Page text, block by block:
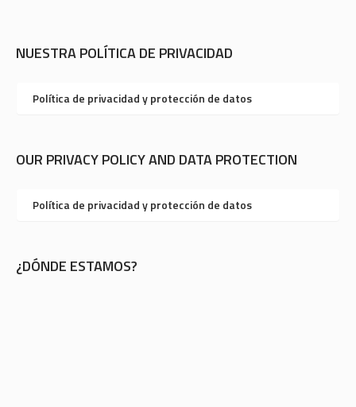
NUESTRA POLÍTICA DE PRIVACIDAD
Política de privacidad y protección de datos
OUR PRIVACY POLICY AND DATA PROTECTION
Política de privacidad y protección de datos
¿DÓNDE ESTAMOS?